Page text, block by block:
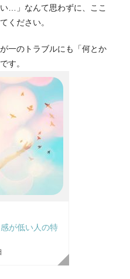
…」なんて思わずに、ここ
ください。
一のトラブルにも「何とか
す。
が低い人の特